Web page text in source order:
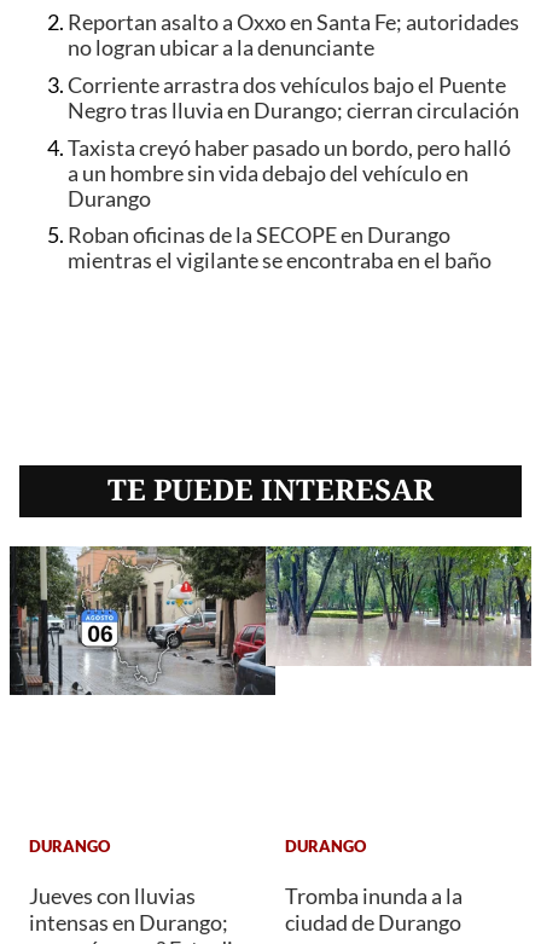
Reportan asalto a Oxxo en Santa Fe; autoridades
no logran ubicar a la denunciante
Corriente arrastra dos vehículos bajo el Puente
Negro tras lluvia en Durango; cierran circulación
Taxista creyó haber pasado un bordo, pero halló
a un hombre sin vida debajo del vehículo en
Durango
Roban oficinas de la SECOPE en Durango
mientras el vigilante se encontraba en el baño
TE PUEDE INTERESAR
DURANGO
Jueves con lluvias
intensas en Durango;
DURANGO
Tromba inunda a la
ciudad de Durango